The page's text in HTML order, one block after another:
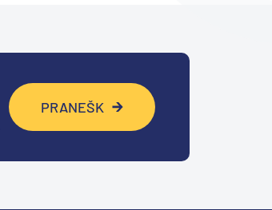
PRANEŠK